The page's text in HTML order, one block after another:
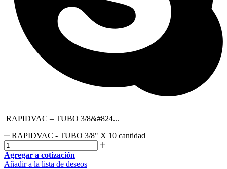
RAPIDVAC – TUBO 3/8&#824...
RAPIDVAC - TUBO 3/8" X 10 cantidad
Agregar a cotización
Añadir a la lista de deseos